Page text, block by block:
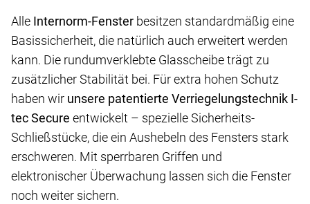
Alle Internorm-Fenster besitzen standardmäßig eine
Basissicherheit, die natürlich auch erweitert werden
kann. Die rundumverklebte Glasscheibe trägt zu
zusätzlicher Stabilität bei. Für extra hohen Schutz
haben wir unsere patentierte Verriegelungstechnik I-
tec Secure entwickelt – spezielle Sicherheits-
Schließstücke, die ein Aushebeln des Fensters stark
erschweren. Mit sperrbaren Griffen und
elektronischer Überwachung lassen sich die Fenster
noch weiter sichern.